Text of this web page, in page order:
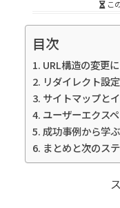
こ
目次
URL構造の変更
リダイレクト設
サイトマップと
ユーザーエクス
成功事例から学
まとめと次のス